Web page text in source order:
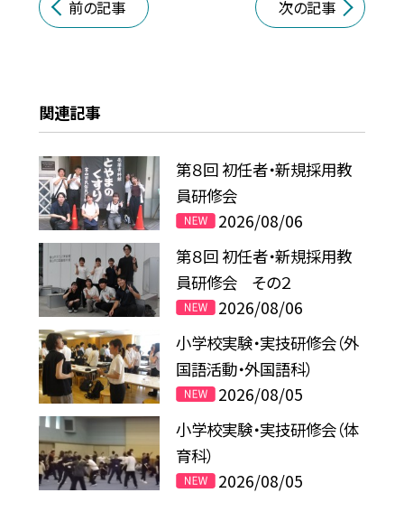
前の記事 次の記事
関連記事
第８回 初任者・新規採用教
員研修会
2026/08/06
第８回 初任者・新規採用教
員研修会 その２
2026/08/06
小学校実験・実技研修会（外
国語活動・外国語科）
2026/08/05
小学校実験・実技研修会（体
育科）
2026/08/05